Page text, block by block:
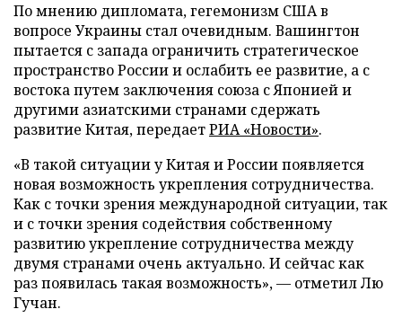
По мнению дипломата, гегемонизм США в
вопросе Украины стал очевидным. Вашингтон
пытается с запада ограничить стратегическое
пространство России и ослабить ее развитие, а с
востока путем заключения союза с Японией и
другими азиатскими странами сдержать
развитие Китая, передаетРИА «Новости».
«В такой ситуации у Китая и России появляется
новая возможность укрепления сотрудничества.
Как с точки зрения международной ситуации, так
и с точки зрения содействия собственному
развитию укрепление сотрудничества между
двумя странами очень актуально. И сейчас как
раз появилась такая возможность», — отметил Лю
Гучан.